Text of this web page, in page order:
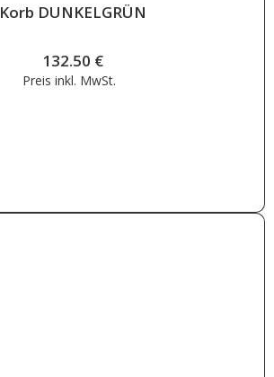
Korb DUNKELGRÜN
132.50 €
Preis inkl. MwSt.